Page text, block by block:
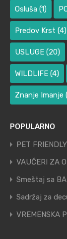
Osluša (1)
Predov Krst (4)
USLUGE (20)
WILDLIFE (4)
Znanje Imanje
POPULARNO
PET
VAUČERI ZA
Smeštaj sa
Sadržaj za
VREMENSKA